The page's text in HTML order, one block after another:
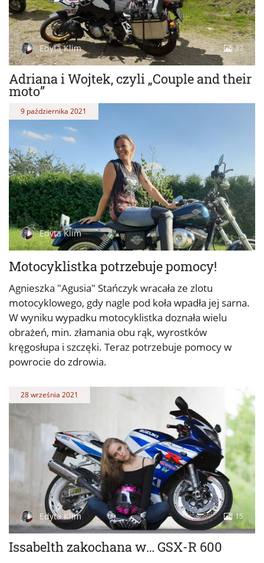
Adriana i Wojtek, czyli „Couple and their
moto”
Edyta Klim 32
Motocyklistka potrzebuje pomocy!
9 października 2021
Edyta Klim
Agnieszka "Agusia" Stańczyk wracała ze zlotu
motocyklowego, gdy nagle pod koła wpadła jej sarna.
W wyniku wypadku motocyklistka doznała wielu
obrażeń, min. złamania obu rąk, wyrostków
kręgosłupa i szczęki. Teraz potrzebuje pomocy w
powrocie do zdrowia.
Issabelth zakochana w… GSX-R 600
28 września 2021
Edyta Klim 15